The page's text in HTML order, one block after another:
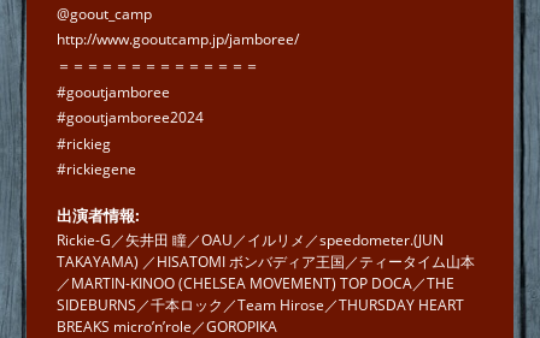
@goout_camp
http://www.gooutcamp.jp/jamboree/
＝＝＝＝＝＝＝＝＝＝＝＝＝＝
#gooutjamboree
#gooutjamboree2024
#rickieg
#rickiegene
出演者情報
Rickie-G／矢井田 瞳／OAU／イルリメ／speedometer.(JUN
TAKAYAMA) ／HISATOMI ボンバディア王国／ティータイム山本
／MARTIN-KINOO (CHELSEA MOVEMENT) TOP DOCA／THE
SIDEBURNS／千本ロック／Team Hirose／THURSDAY HEART
BREAKS micro’n’role／GOROPIKA